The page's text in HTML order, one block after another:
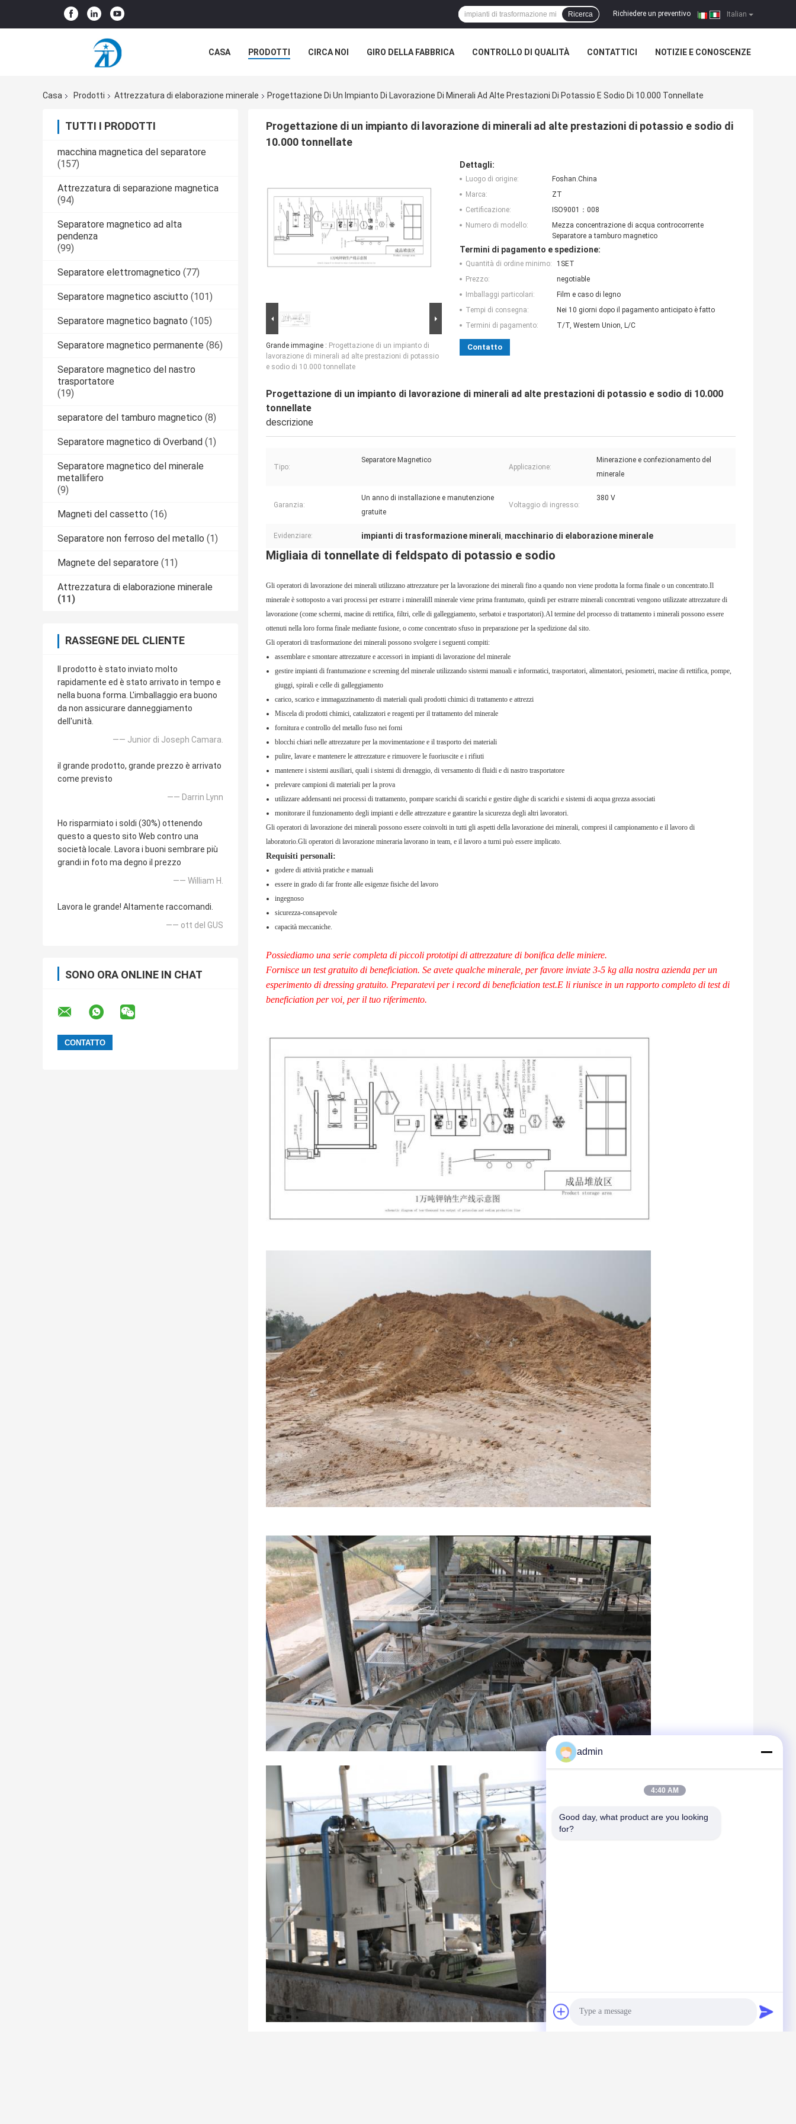
Italian
Richiedere un preventivo |
Ricerca
CASA PRODOTTI CIRCA NOI GIRO DELLA FABBRICA CONTROLLO DI QUALITÀ CONTATTICI NOTIZIE E CONOSCENZE
Casa
Prodotti Attrezzatura di elaborazione minerale Progettazione Di Un Impianto Di Lavorazione Di Minerali Ad Alte Prestazioni Di Potassio E Sodio Di 10.000 Tonnellate
TUTTI I PRODOTTI
macchina magnetica del separatore
(157)
Attrezzatura di separazione magnetica
(94)
Separatore magnetico ad alta
pendenza
(99)
Separatore elettromagnetico (77)
Separatore magnetico asciutto (101)
Separatore magnetico bagnato (105)
Separatore magnetico permanente (86)
Separatore magnetico del nastro
trasportatore
(19)
separatore del tamburo magnetico (8)
Separatore magnetico di Overband (1)
Separatore magnetico del minerale
metallifero
(9)
Magneti del cassetto (16)
Separatore non ferroso del metallo (1)
Magnete del separatore (11)
Attrezzatura di elaborazione minerale
(11)
RASSEGNE DEL CLIENTE
Il prodotto è stato inviato molto
rapidamente ed è stato arrivato in tempo e
nella buona forma. L'imballaggio era buono
da non assicurare danneggiamento
dell'unità.
—— Junior di Joseph Camara.
il grande prodotto, grande prezzo è arrivato
come previsto
—— Darrin Lynn
Ho risparmiato i soldi (30%) ottenendo
questo a questo sito Web contro una
società locale. Lavora i buoni sembrare più
grandi in foto ma degno il prezzo
—— William H.
Lavora le grande! Altamente raccomandi.
—— ott del GUS
SONO ORA ONLINE IN CHAT
Progettazione di un impianto di lavorazione di minerali ad alte prestazioni di potassio e sodio di
10.000 tonnellate
Grande immagine : Progettazione di un impianto di
lavorazione di minerali ad alte prestazioni di potassio
e sodio di 10.000 tonnellate
Dettagli:
Luogo di origine:
Foshan.China
Marca:
ZT
Certificazione:
ISO9001：008
Numero di modello:
Mezza concentrazione di acqua controcorrente
Separatore a tamburo magnetico
Termini di pagamento e spedizione:
Quantità di ordine minimo:
1SET
Prezzo:
negotiable
Imballaggi particolari:
Film e caso di legno
Tempi di consegna:
Nei 10 giorni dopo il pagamento anticipato è fatto
Termini di pagamento:
T/T, Western Union, L/C
Contatto
Progettazione di un impianto di lavorazione di minerali ad alte prestazioni di potassio e sodio di 10.000
tonnellate
descrizione
Tipo:
Separatore Magnetico
Applicazione:
Minerazione e confezionamento del
minerale
Garanzia:
Un anno di installazione e manutenzione
gratuite
Voltaggio di ingresso:
380 V
Evidenziare: impianti di trasformazione minerali, macchinario di elaborazione minerale
Migliaia di tonnellate di feldspato di potassio e sodio
Gli operatori di lavorazione dei minerali utilizzano attrezzature per la lavorazione dei minerali fino a quando non viene prodotta la forma finale o un concentrato.Il
minerale è sottoposto a vari processi per estrarre i mineraliIl minerale viene prima frantumato, quindi per estrarre minerali concentrati vengono utilizzate attrezzature di
lavorazione (come schermi, macine di rettifica, filtri, celle di galleggiamento, serbatoi e trasportatori).Al termine del processo di trattamento i minerali possono essere
ottenuti nella loro forma finale mediante fusione, o come concentrato sfuso in preparazione per la spedizione dal sito.
Gli operatori di trasformazione dei minerali possono svolgere i seguenti compiti:
assemblare e smontare attrezzature e accessori in impianti di lavorazione del minerale
gestire impianti di frantumazione e screening del minerale utilizzando sistemi manuali e informatici, trasportatori, alimentatori, pesiometri, macine di rettifica, pompe,
giuggi, spirali e celle di galleggiamento
carico, scarico e immagazzinamento di materiali quali prodotti chimici di trattamento e attrezzi
Miscela di prodotti chimici, catalizzatori e reagenti per il trattamento del minerale
fornitura e controllo del metallo fuso nei forni
blocchi chiari nelle attrezzature per la movimentazione e il trasporto dei materiali
pulire, lavare e mantenere le attrezzature e rimuovere le fuoriuscite e i rifiuti
mantenere i sistemi ausiliari, quali i sistemi di drenaggio, di versamento di fluidi e di nastro trasportatore
prelevare campioni di materiali per la prova
utilizzare addensanti nei processi di trattamento, pompare scarichi di scarichi e gestire dighe di scarichi e sistemi di acqua grezza associati
monitorare il funzionamento degli impianti e delle attrezzature e garantire la sicurezza degli altri lavoratori.
Gli operatori di lavorazione dei minerali possono essere coinvolti in tutti gli aspetti della lavorazione dei minerali, compresi il campionamento e il lavoro di
laboratorio.Gli operatori di lavorazione mineraria lavorano in team, e il lavoro a turni può essere implicato.
Requisiti personali:
godere di attività pratiche e manuali
essere in grado di far fronte alle esigenze fisiche del lavoro
ingegnoso
sicurezza-consapevole
capacità meccaniche.
Possiediamo una serie completa di piccoli prototipi di attrezzature di bonifica delle miniere.
Fornisce un test gratuito di beneficiation. Se avete qualche minerale, per favore inviate 3-5 kg alla nostra azienda per un
esperimento di dressing gratuito. Preparatevi per i record di beneficiation test.E li riunisce in un rapporto completo di test di
beneficiation per voi, per il tuo riferimento.
admin
4:40 AM
Good day, what product are you looking
for?